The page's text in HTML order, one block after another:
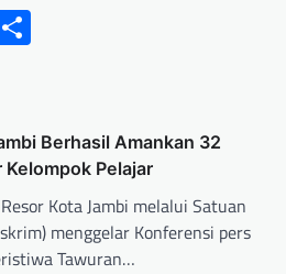
Berhasil Amankan 32
Pelajar
Kota Jambi melalui Satuan
menggelar Konferensi pers
Tawuran…